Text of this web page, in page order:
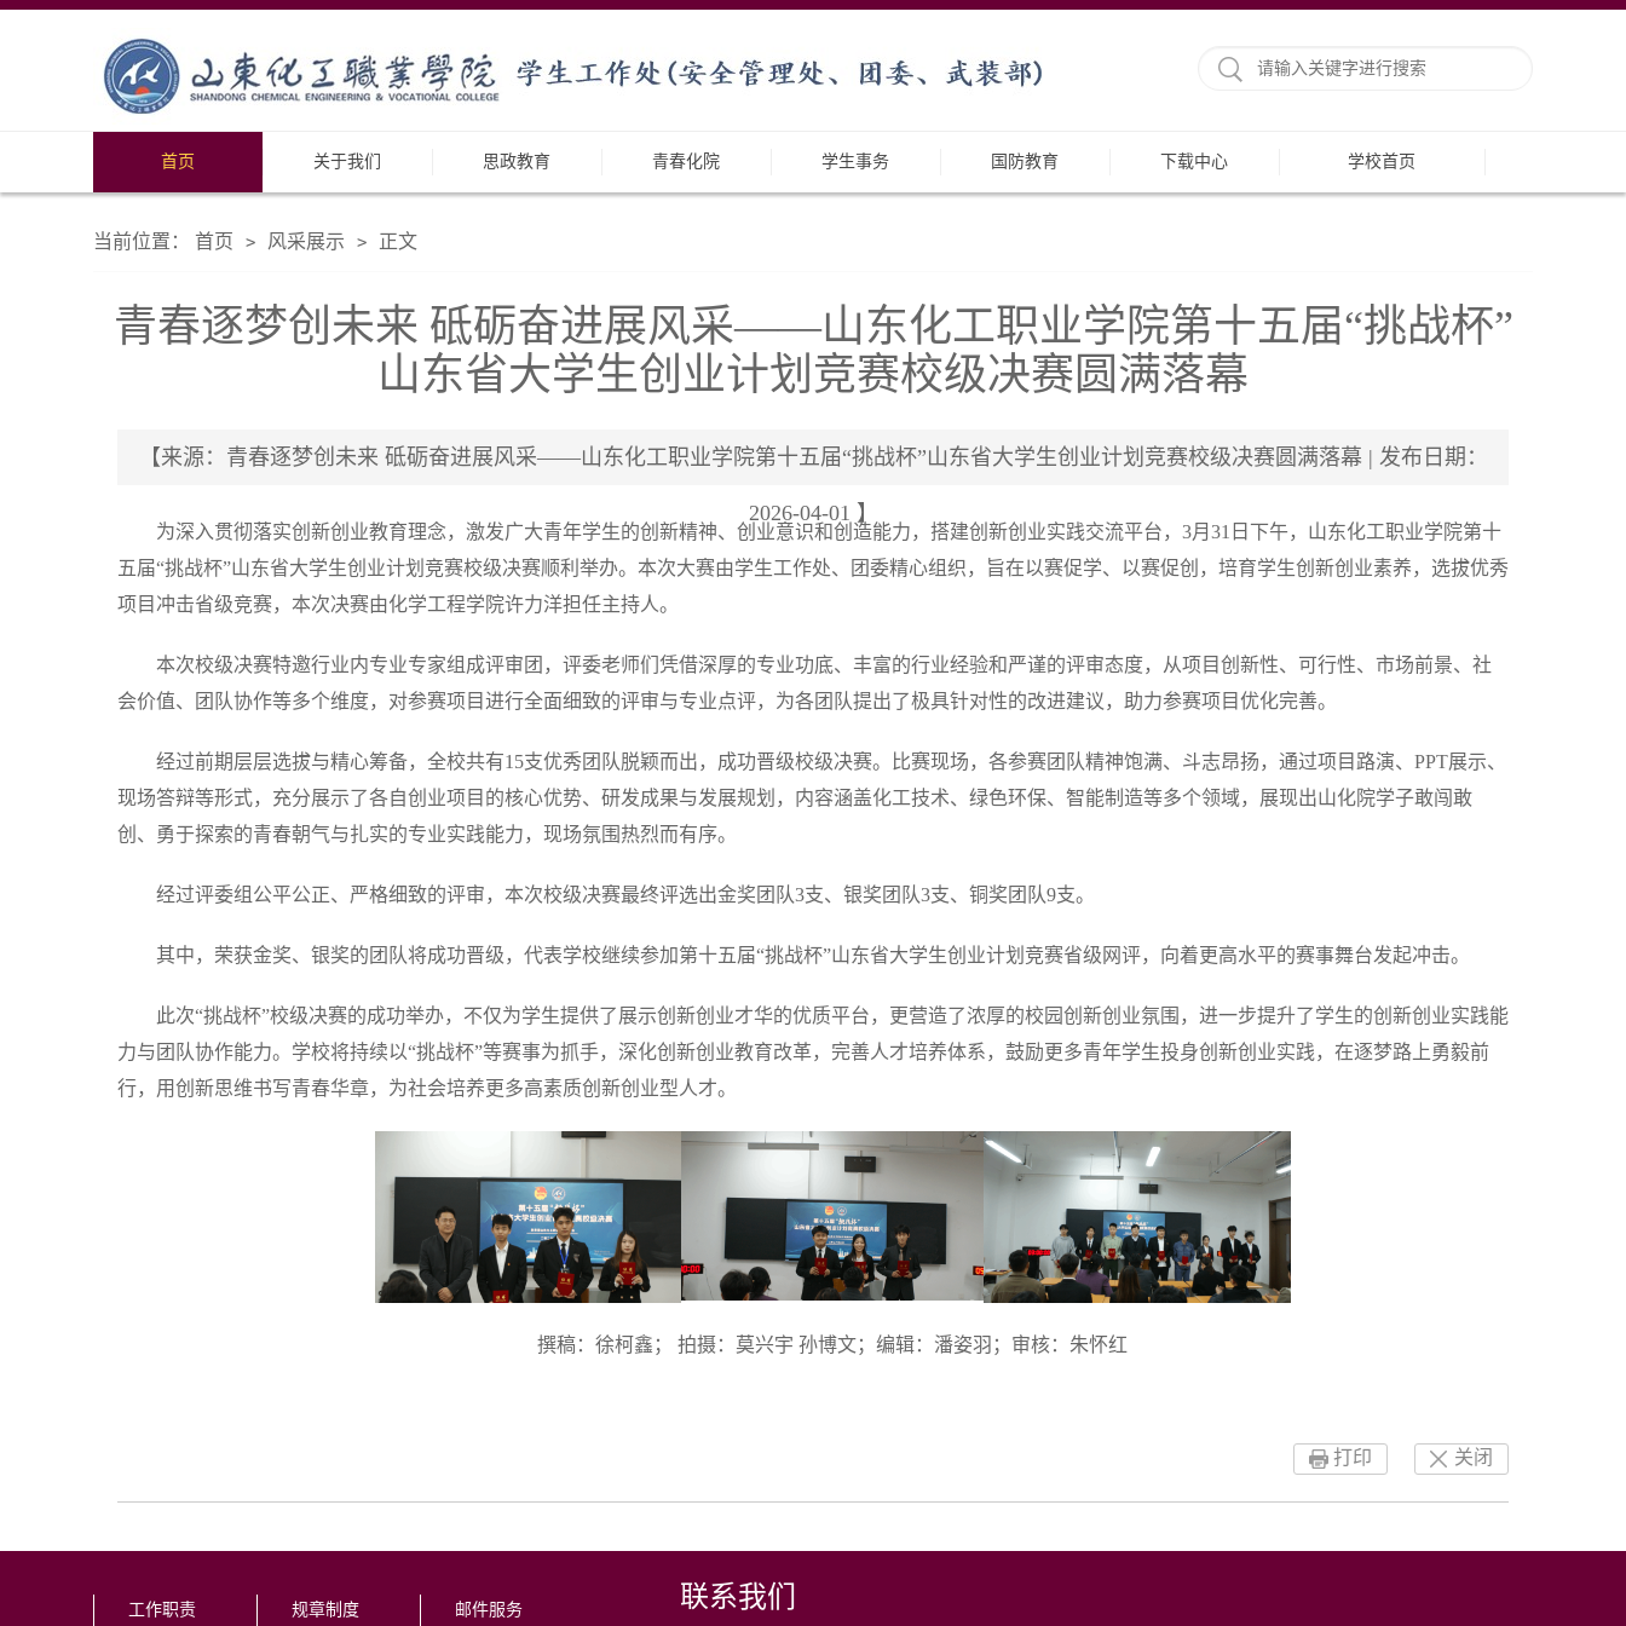
首页 关于我们 思政教育 青春化院 学生事务 国防教育 下载中心 学校首页
当前位置： 首页 > 风采展示 > 正文
青春逐梦创未来 砥砺奋进展风采——山东化工职业学院第十五届“挑战杯”
山东省大学生创业计划竞赛校级决赛圆满落幕
【来源：青春逐梦创未来 砥砺奋进展风采——山东化工职业学院第十五届“挑战杯”山东省大学生创业计划竞赛校级决赛圆满落幕 | 发布日期：
2026-04-01 】
为深入贯彻落实创新创业教育理念，激发广大青年学生的创新精神、创业意识和创造能力，搭建创新创业实践交流平台，3月31日下午，山东化工职业学院第十
五届“挑战杯”山东省大学生创业计划竞赛校级决赛顺利举办。本次大赛由学生工作处、团委精心组织，旨在以赛促学、以赛促创，培育学生创新创业素养，选拔优秀
项目冲击省级竞赛，本次决赛由化学工程学院许力洋担任主持人。
本次校级决赛特邀行业内专业专家组成评审团，评委老师们凭借深厚的专业功底、丰富的行业经验和严谨的评审态度，从项目创新性、可行性、市场前景、社
会价值、团队协作等多个维度，对参赛项目进行全面细致的评审与专业点评，为各团队提出了极具针对性的改进建议，助力参赛项目优化完善。
经过前期层层选拔与精心筹备，全校共有15支优秀团队脱颖而出，成功晋级校级决赛。比赛现场，各参赛团队精神饱满、斗志昂扬，通过项目路演、PPT展示、
现场答辩等形式，充分展示了各自创业项目的核心优势、研发成果与发展规划，内容涵盖化工技术、绿色环保、智能制造等多个领域，展现出山化院学子敢闯敢
创、勇于探索的青春朝气与扎实的专业实践能力，现场氛围热烈而有序。
经过评委组公平公正、严格细致的评审，本次校级决赛最终评选出金奖团队3支、银奖团队3支、铜奖团队9支。
其中，荣获金奖、银奖的团队将成功晋级，代表学校继续参加第十五届“挑战杯”山东省大学生创业计划竞赛省级网评，向着更高水平的赛事舞台发起冲击。
此次“挑战杯”校级决赛的成功举办，不仅为学生提供了展示创新创业才华的优质平台，更营造了浓厚的校园创新创业氛围，进一步提升了学生的创新创业实践能
力与团队协作能力。学校将持续以“挑战杯”等赛事为抓手，深化创新创业教育改革，完善人才培养体系，鼓励更多青年学生投身创新创业实践，在逐梦路上勇毅前
行，用创新思维书写青春华章，为社会培养更多高素质创新创业型人才。
撰稿：徐柯鑫； 拍摄：莫兴宇 孙博文；编辑：潘姿羽；审核：朱怀红
关闭
打印
工作职责 规章制度 邮件服务 联系我们